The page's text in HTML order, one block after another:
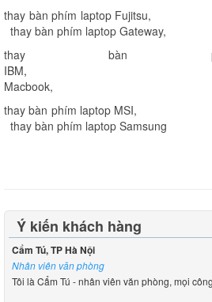
thay bàn phím laptop Fujitsu,
thay bàn phím laptop Gateway,
thay bàn
IBM
Macbook,
thay bàn phím laptop MSI,
thay bàn phím laptop Samsung
Ý kiến khách hàng
Cẩm Tú, TP Hà Nội
Nhân viên văn phòng
Tôi là Cẩm Tú - nhân viên văn phòng, mọi